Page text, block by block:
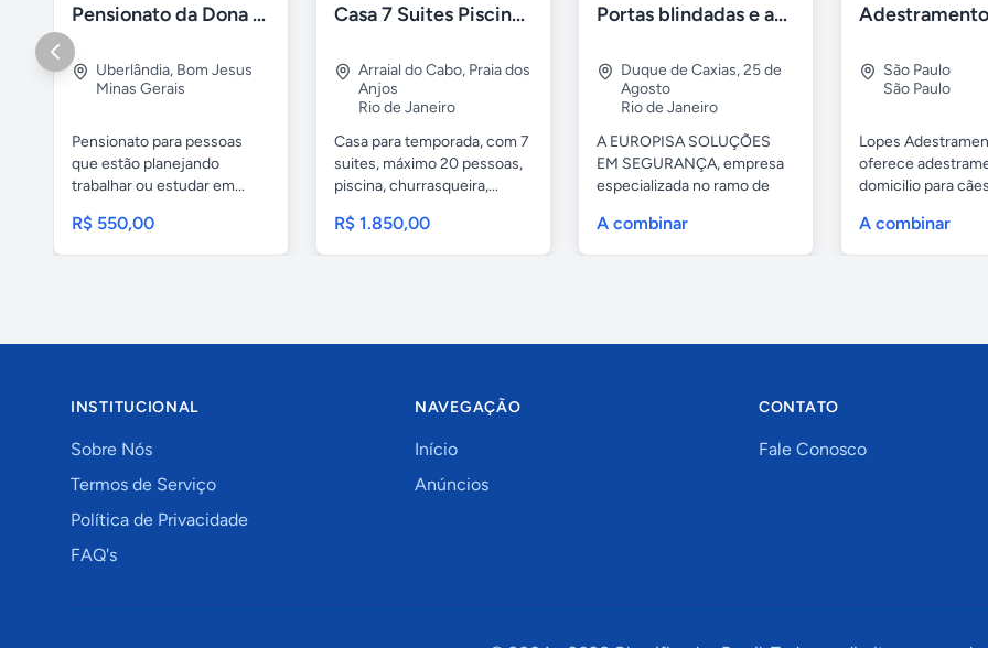
Pensionato da Dona Maria - Uberlândia/MG
Uberlândia, Bom Jesus
Minas Gerais
Pensionato para pessoas
que estão planejando
trabalhar ou estudar em...
R$ 550,00
Casa 7 Suites Piscina - Praia dos Anjos
Arraial do Cabo, Praia dos
Anjos
Rio de Janeiro
Casa para temporada, com 7
suites, máximo 20 pessoas,
piscina, churrasqueira,...
R$ 1.850,00
Portas blindadas e anti-arrombamento Europisa
Duque de Caxias,25 de
Agosto
Rio de Janeiro
A EUROPISA SOLUÇÕES
EM SEGURANÇA, empresa
especializada no ramo de
A combinar
São Paulo
São Paulo
Lopes
oferece
domicilio para
A combinar
INSTITUCIONAL
Sobre Nós
Termos de Serviço
Política de Privacidade
FAQ's
NAVEGAÇÃO
Início
Anúncios
CONTATO
Fale Conosco